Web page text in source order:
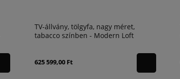
TV-állvány, tölgyfa, nagy méret,
tabacco színben - Modern Loft
625 599,00 Ft